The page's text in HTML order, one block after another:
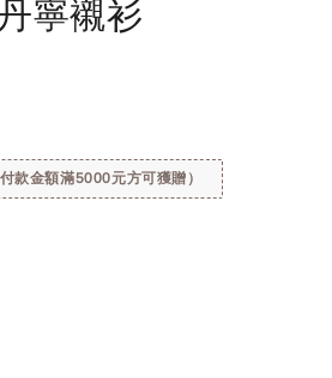
寧襯衫
款金額滿5000元方可獲贈）